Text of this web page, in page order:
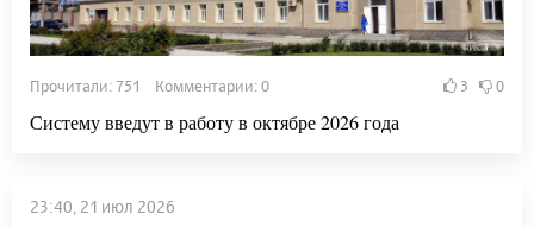
Прочитали: 751 Комментарии: 0 3 0
Систему введут в работу в октябре 2026 года
23:40, 21 июл 2026